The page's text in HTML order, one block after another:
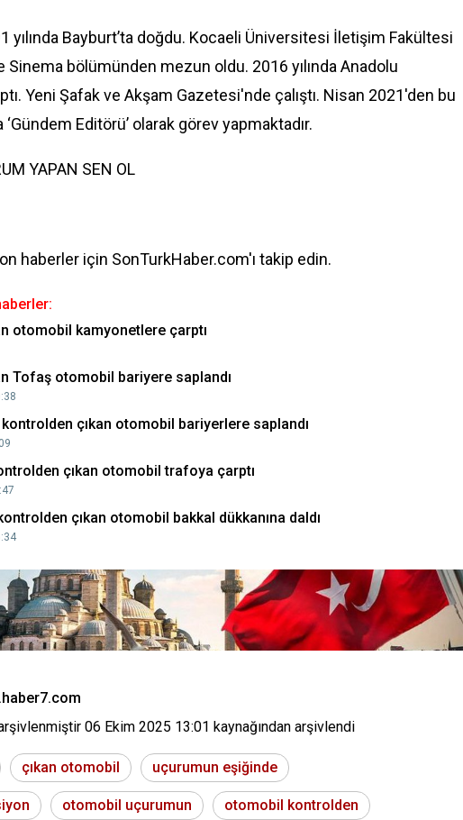
yılında Bayburt’ta doğdu. Kocaeli Üniversitesi İletişim Fakültesi
Sinema bölümünden mezun oldu. 2016 yılında Anadolu
Yeni Şafak ve Akşam Gazetesi'nde çalıştı. Nisan 2021'den bu
Editörü’ olarak görev yapmaktadır.
YAPAN SEN OL
haberler için SonTurkHaber.com'ı takip edin.
otomobil kamyonetlere çarptı
Tofaş otomobil bariyere saplandı
kontrolden çıkan otomobil bariyerlere saplandı
çıkan otomobil trafoya çarptı
çıkan otomobil bakkal dükkanına daldı
06 Ekim 2025 13:01 kaynağından arşivlendi
çıkan otomobil uçurumun eşiğinde
otomobil uçurumun otomobil kontrolden